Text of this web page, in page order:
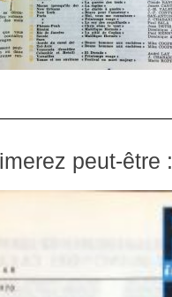
peut-être :